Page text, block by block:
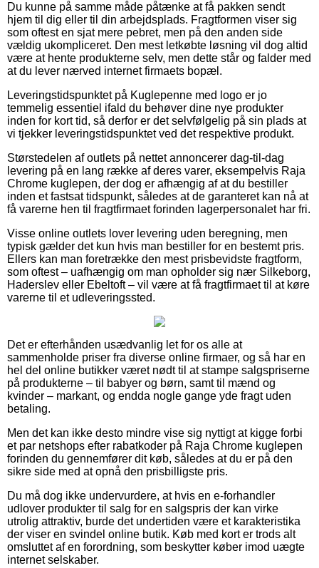
Du kunne på samme måde påtænke at få pakken sendt
hjem til dig eller til din arbejdsplads. Fragtformen viser sig
som oftest en sjat mere pebret, men på den anden side
vældig ukompliceret. Den mest letkøbte løsning vil dog altid
være at hente produkterne selv, men dette står og falder med
at du lever nærved internet firmaets bopæl.
Leveringstidspunktet på Kuglepenne med logo er jo
temmelig essentiel ifald du behøver dine nye produkter
inden for kort tid, så derfor er det selvfølgelig på sin plads at
vi tjekker leveringstidspunktet ved det respektive produkt.
Størstedelen af outlets på nettet annoncerer dag-til-dag
levering på en lang række af deres varer, eksempelvis Raja
Chrome kuglepen, der dog er afhængig af at du bestiller
inden et fastsat tidspunkt, således at de garanteret kan nå at
få varerne hen til fragtfirmaet forinden lagerpersonalet har fri.
Visse online outlets lover levering uden beregning, men
typisk gælder det kun hvis man bestiller for en bestemt pris.
Ellers kan man foretrække den mest prisbevidste fragtform,
som oftest – uafhængig om man opholder sig nær Silkeborg,
Haderslev eller Ebeltoft – vil være at få fragtfirmaet til at køre
varerne til et udleveringssted.
Det er efterhånden usædvanlig let for os alle at
sammenholde priser fra diverse online firmaer, og så har en
hel del online butikker været nødt til at stampe salgspriserne
på produkterne – til babyer og børn, samt til mænd og
kvinder – markant, og endda nogle gange yde fragt uden
betaling.
Men det kan ikke desto mindre vise sig nyttigt at kigge forbi
et par netshops efter rabatkoder på Raja Chrome kuglepen
forinden du gennemfører dit køb, således at du er på den
sikre side med at opnå den prisbilligste pris.
Du må dog ikke undervurdere, at hvis en e-forhandler
udlover produkter til salg for en salgspris der kan virke
utrolig attraktiv, burde det undertiden være et karakteristika
der viser en svindel online butik. Køb med kort er trods alt
omsluttet af en forordning, som beskytter køber imod uægte
internet selskaber.